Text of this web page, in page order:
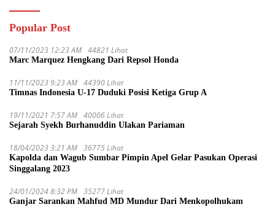
Popular Post
07/11/2023 12:23 AM 44821 Lihat
Marc Marquez Hengkang Dari Repsol Honda
11/11/2023 9:23 AM 44390 Lihat
Timnas Indonesia U-17 Duduki Posisi Ketiga Grup A
19/11/2021 7:57 AM 40006 Lihat
Sejarah Syekh Burhanuddin Ulakan Pariaman
18/04/2023 3:21 AM 36775 Lihat
Kapolda dan Wagub Sumbar Pimpin Apel Gelar Pasukan Operasi
Singgalang 2023
24/01/2024 8:32 PM 35277 Lihat
Ganjar Sarankan Mahfud MD Mundur Dari Menkopolhukam